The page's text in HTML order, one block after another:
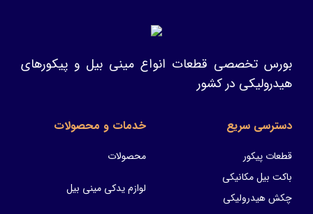
بورس تخصصی قطعات انواع مینی بیل و پیکورهای
هیدرولیکی در کشور
دسترسی سریع
قطعات پیکور
باکت بیل مکانیکی
چکش هیدرولیکی
خدمات و محصولات
محصولات
لوازم یدکی مینی بیل